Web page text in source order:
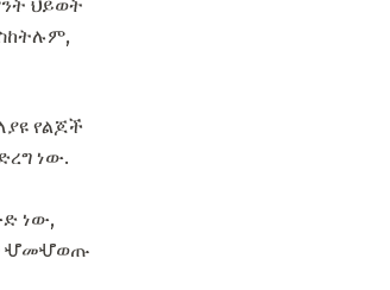
ህይወት
የልጆች
ነው.
ነው,
ሇመሇወጡ